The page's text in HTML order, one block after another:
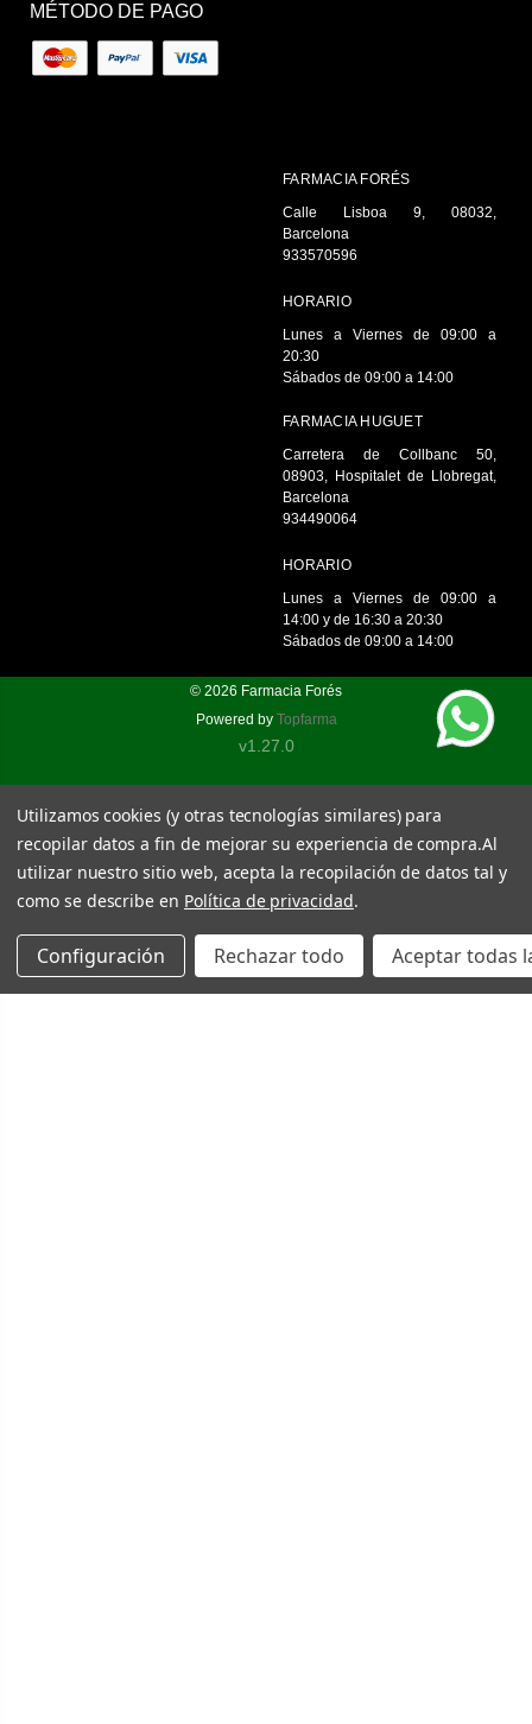
MÉTODO DE PAGO
FARMACIA FORÉS
Calle Lisboa 9, 08032,
Barcelona
933570596
HORARIO
Lunes a Viernes de 09:00 a
20:30
Sábados de 09:00 a 14:00
FARMACIA HUGUET
Carretera de Collbanc 50,
08903, Hospitalet de Llobregat,
Barcelona
934490064
HORARIO
Lunes a Viernes de 09:00 a
14:00 y de 16:30 a 20:30
Sábados de 09:00 a 14:00
© 2026 Farmacia Forés
Powered by Topfarma
v1.27.0
Utilizamos cookies (y otras tecnologías similares) para
recopilar datos a fin de mejorar su experiencia de compra.Al
utilizar nuestro sitio web, acepta la recopilación de datos tal y
como se describe en Política de privacidad.
Configuración Rechazar todo Aceptar todas